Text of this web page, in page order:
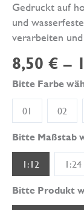
Gedruckt auf
und
verarbeiten
8,50 € –
Bitte Farbe
01 02
Bitte Maßstab
1:12 1:24
Bitte Produkt